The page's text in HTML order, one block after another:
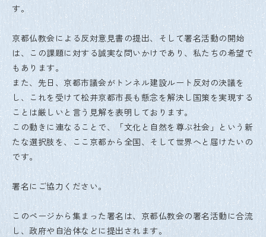
す。
京都仏教会による反対意見書の提出、そして署名活動の開始
は、この課題に対する誠実な問いかけであり、私たちの希望で
もあります。
また、先日、京都市議会がトンネル建設ルート反対の決議を
し、これを受けて松井京都市長も懸念を解決し国策を実現する
ことは厳しいと言う見解を表明しております。
この動きに連なることで、「文化と自然を尊ぶ社会」という新
たな選択肢を、ここ京都から全国、そして世界へと届けたいの
です。
署名にご協力ください。
このページから集まった署名は、京都仏教会の署名活動に合流
し、政府や自治体などに提出されます。